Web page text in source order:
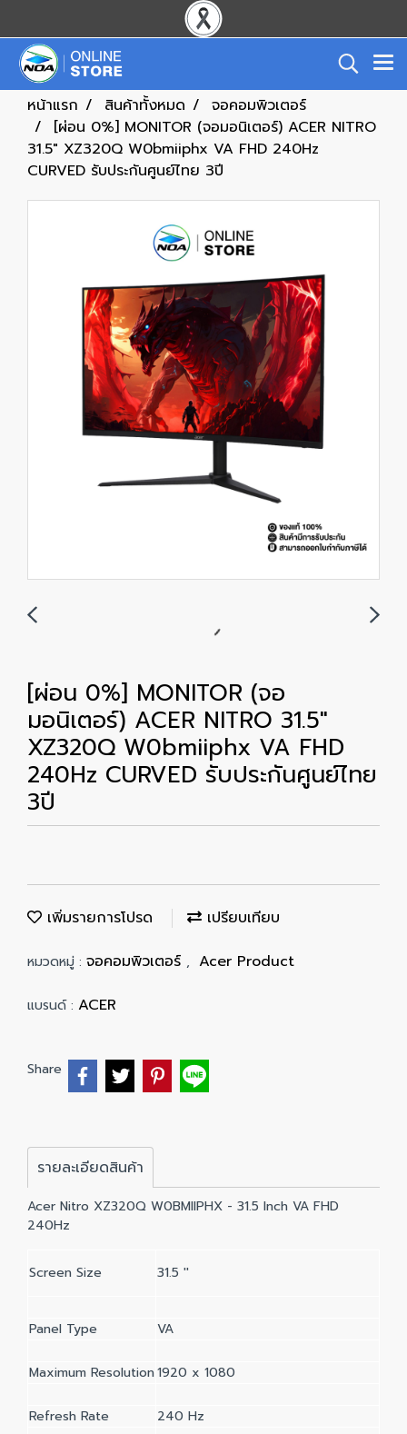
หน้าแรก สินค้าทั้งหมด
จอคอมพิวเตอร์
[ผ่อน 0%] MONITOR (จอมอนิเตอร์) ACER NITRO
31.5" XZ320Q W0bmiiphx VA FHD 240Hz
CURVED รับประกันศูนย์ไทย 3ปี
[ผ่อน 0%] MONITOR (จอ
มอนิเตอร์) ACER NITRO 31.5"
XZ320Q W0bmiiphx VA FHD
240Hz CURVED รับประกันศูนย์ไทย
3ปี
เพิ่มรายการโปรด เปรียบเทียบ
หมวดหมู่ : จอคอมพิวเตอร์ , Acer Product
แบรนด์ : ACER
Share
รายละเอียดสินค้า
Acer Nitro XZ320Q W0BMIIPHX - 31.5 Inch VA FHD
240Hz
Screen Size 31.5 ''
Panel Type VA
Maximum Resolution1920 x 1080
Refresh Rate 240 Hz